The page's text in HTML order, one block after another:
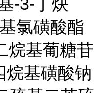
-3-丁炔
氯磺酸酯
烷基葡糖苷
烷基磺酸钠